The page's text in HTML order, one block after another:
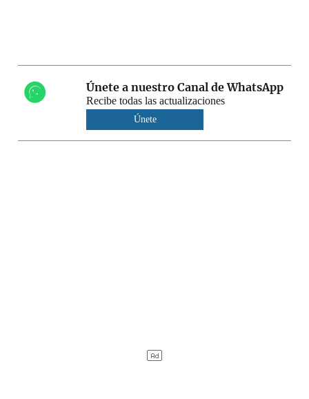
Únete a nuestro Canal de WhatsApp
Recibe todas las actualizaciones
Únete